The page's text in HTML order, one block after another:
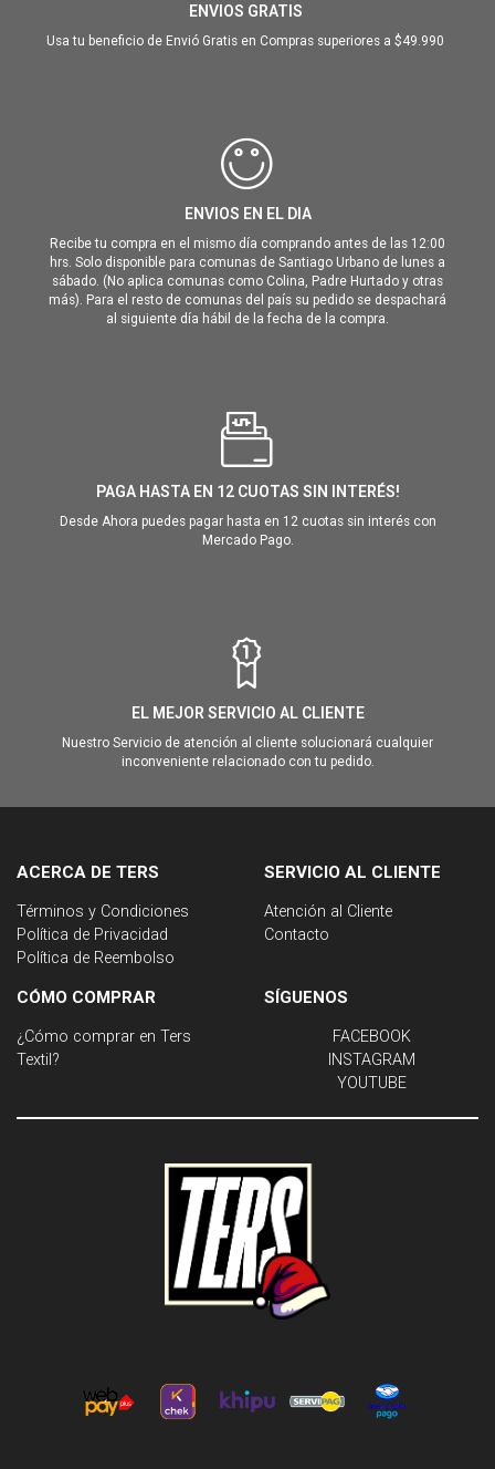
ENVIOS GRATIS
Usa tu beneficio de Envió Gratis en Compras superiores a $49.990
ENVIOS EN EL DIA
Recibe tu compra en el mismo día comprando antes de las 12:00
hrs. Solo disponible para comunas de Santiago Urbano de lunes a
sábado. (No aplica comunas como Colina, Padre Hurtado y otras
más). Para el resto de comunas del país su pedido se despachará
al siguiente día hábil de la fecha de la compra.
PAGA HASTA EN 12 CUOTAS SIN INTERÉS!
Desde Ahora puedes pagar hasta en 12 cuotas sin interés con
Mercado Pago.
EL MEJOR SERVICIO AL CLIENTE
Nuestro Servicio de atención al cliente solucionará cualquier
inconveniente relacionado con tu pedido.
ACERCA DE TERS
Términos y Condiciones
Política de Privacidad
Política de Reembolso
SERVICIO AL CLIENTE
Atención al Cliente
Contacto
CÓMO COMPRAR
¿Cómo comprar en Ters
Textil?
SÍGUENOS
FACEBOOK
INSTAGRAM
YOUTUBE